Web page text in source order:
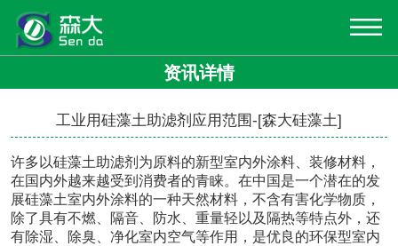
资讯详情
工业用硅藻土助滤剂应用范围-[森大硅藻土]
许多以硅藻土助滤剂为原料的新型室内外涂料、装修材料，
在国内外越来越受到消费者的青睐。在中国是一个潜在的发
展硅藻土室内外涂料的一种天然材料，不含有害化学物质，
除了具有不燃、隔音、防水、重量轻以及隔热等特点外，还
有除湿、除臭、净化室内空气等作用，是优良的环保型室内